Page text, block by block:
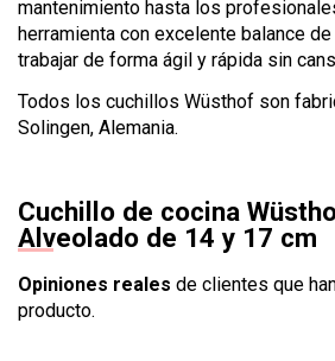
mantenimiento hasta los
herramienta con excelente balance
trabajar de forma ágil y rápida sin
Todos los cuchillos Wüsthof son
Solingen, Alemania.
Cuchillo de cocina
Alveolado de 14 y 17 cm
Opiniones reales de clientes que
producto.